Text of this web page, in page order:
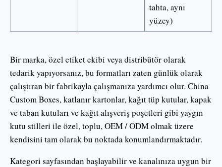
tahta, aynı
yüzey)
Bir marka, özel etiket ekibi veya distribütör olarak
tedarik yapıyorsanız, bu formatları zaten günlük olarak
çalıştıran bir fabrikayla çalışmanıza yardımcı olur. China
Custom Boxes, katlanır kartonlar, kağıt tüp kutular, kapak
ve taban kutuları ve kağıt alışveriş poşetleri gibi yaygın
kutu stilleri ile özel, toplu, OEM / ODM olmak üzere
kendisini tam olarak bu noktada konumlandırmaktadır.
Kategori sayfasından başlayabilir ve kanalınıza uygun bir